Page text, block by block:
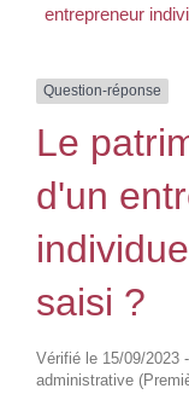
entrepreneur
Question-réponse
Le
d'un
saisi ?
Vérifié le 15/09/2023
administrative